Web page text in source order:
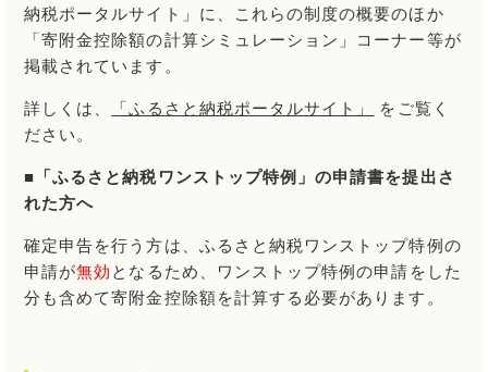
納税ポータルサイト」に、これらの制度の概要のほか
「寄附金控除額の計算シミュレーション」コーナー等が
掲載されています。
詳しくは、 「ふるさと納税ポータルサイト」
をご覧く
ださい。
■「ふるさと納税ワンストップ特例」の申請書を提出さ
れた方へ
確定申告を行う方は、ふるさと納税ワンストップ特例の
申請が無効 となるため、ワンストップ特例の申請をした
分も含めて寄附金控除額を計算する必要があります。